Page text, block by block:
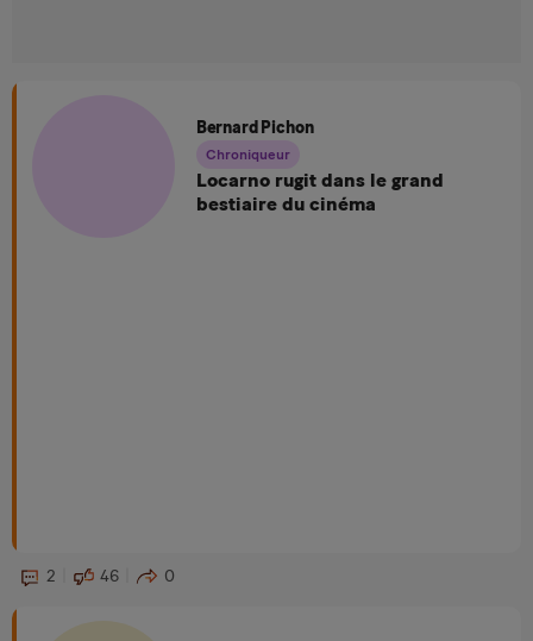
Bernard Pichon
Chroniqueur
Locarno rugit dans le grand
bestiaire du cinéma
2 46 0